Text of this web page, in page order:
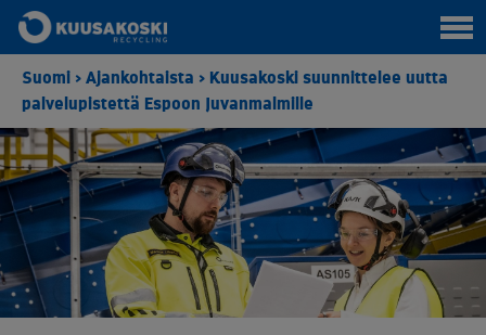
Suomi > Ajankohtaista > Kuusakoski suunnittelee uutta
palvelupistettä Espoon Juvanmalmille